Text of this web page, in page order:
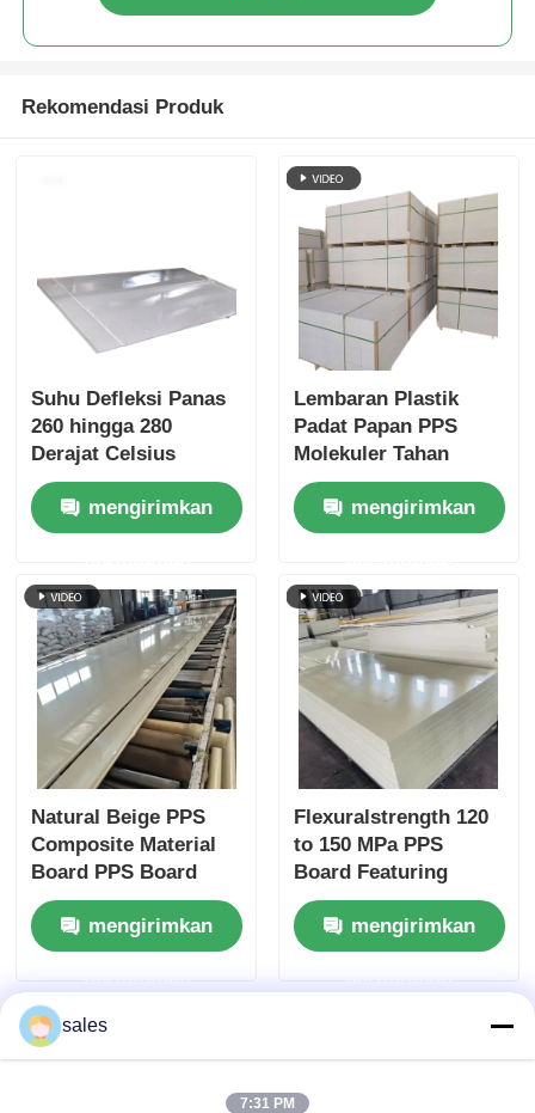
Rekomendasi Produk
Suhu Defleksi Panas
260 hingga 280
Derajat Celsius
Polifenilena Sulfida
Papan Warna Beige
Alami Coklat Muda
Api
mengirimkan
Lembaran Plastik
Padat Papan PPS
Molekuler Tahan
Benturan dalam
Jumlah Besar
mengirimkan
Natural Beige PPS
Composite Material
Board PPS Board
Ideal for
Manufacturing
Electrical
Mechanical Parts
mengirimkan
permintaan
Flexuralstrength 120
to 150 MPa PPS
Board Featuring
Density 1.35 to 1.38
Gcm3 and Weather
Resistance Designed
mengirimkan
permintaan
sales
7:31 PM